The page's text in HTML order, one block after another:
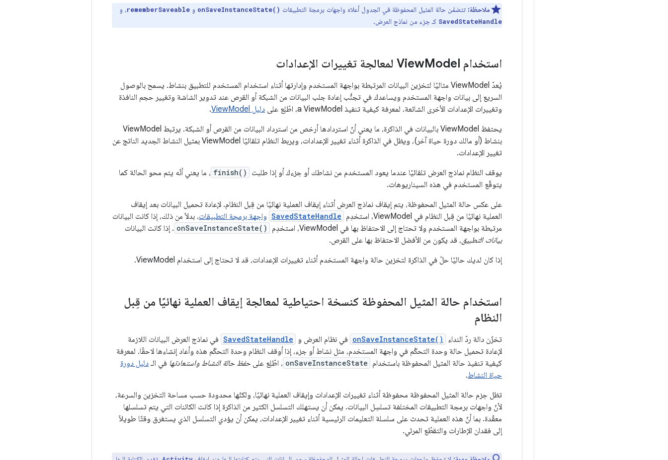
ملاحظة: تتضمّن حالة المثيل المحفوظة في الجدول أعلاه واجهات برمجة التطبيقات onSaveInstanceState() و rememberSaveable، و
SavedStateHandle كـ جزء من نماذج العرض.
استخدام View Model لمعالجة تغييرات الإعدادات
يُعدّ ViewModel مثاليًا لتخزين البيانات المرتبطة بواجهة المستخدم وإدارتها أثناء استخدام المستخدم للتطبيق بنشاط. يسمح بالوصول
السريع إلى بيانات واجهة المستخدم ويساعدك في تجنُّب إعادة جلب البيانات من الشبكة أو القرص عند تدوير الشاشة وتغيير حجم النافذة
وتغييرات الإعدادات الأخرى الشائعة. لمعرفة كيفية تنفيذ a ViewModel، اطّلِع على
دليل ViewModel
.
يحتفظ ViewModel بالبيانات في الذاكرة، ما يعني أنّ استردادها أرخص من استرداد البيانات من القرص أو الشبكة. يرتبط ViewModel
بنشاط (أو مالك دورة حياة آخر)، ويظل في الذاكرة أثناء تغيير الإعدادات، ويربط النظام تلقائيًا ViewModel بمثيل النشاط الجديد الناتج عن
تغيير الإعدادات.
يوقف النظام نماذج العرض تلقائيًا عندما يعود المستخدم من نشاطك أو جزءك أو إذا طلبت
finish() ، ما يعني أنّه يتم محو الحالة كما
يتوقّع المستخدم في هذه السيناريوهات.
على عكس حالة المثيل المحفوظة، يتم إيقاف نماذج العرض أثناء إيقاف العملية نهائيًا من قِبل النظام. لإعادة تحميل البيانات بعد إيقاف
العملية نهائيًا من قِبل النظام في ViewModel، استخدِم
SavedStateHandle واجهة برمجة التطبيقات. بدلاً من ذلك، إذا كانت البيانات
مرتبطة بواجهة المستخدم ولا تحتاج إلى الاحتفاظ بها في ViewModel، استخدِم
onSaveInstanceState() . إذا كانت البيانات
بيانات التطبيق، قد يكون من الأفضل الاحتفاظ بها على القرص.
إذا كان لديك حاليًا حلّ في الذاكرة لتخزين حالة واجهة المستخدم أثناء تغييرات الإعدادات، قد لا تحتاج إلى استخدام ViewModel.
استخدام حالة المثيل المحفوظة كنسخة احتياطية لمعالجة إيقاف العملية نهائيًا من قِبل
النظام
تخزّن دالة ردّ النداء onSaveInstanceState() في نظام العرض و SavedStateHandle في نماذج العرض البيانات اللازمة
لإعادة تحميل حالة وحدة التحكّم في واجهة المستخدم، مثل نشاط أو جزء، إذا أوقف النظام وحدة التحكّم هذه وأعاد إنشاءها لاحقًا. لمعرفة
كيفية تنفيذ حالة المثيل المحفوظة باستخدام onSaveInstanceState ، اطّلِع على حفظ حالة النشاط واستعادتها في الـ دليل دورة
حياة النشاط.
تظل حِزم حالة المثيل المحفوظة محفوظة أثناء تغييرات الإعدادات وإيقاف العملية نهائيًا، ولكنّها محدودة حسب مساحة التخزين والسرعة،
لأنّ واجهات برمجة التطبيقات المختلفة تسلسِل البيانات. يمكن أن يستهلك التسلسل الكثير من الذاكرة إذا كانت الكائنات التي يتم تسلسلها
معقّدة. بما أنّ هذه العملية تحدث على سلسلة التعليمات الرئيسية أثناء تغيير الإعدادات، يمكن أن يؤدي التسلسل الذي يستغرق وقتًا طويلاً
إلى فقدان الإطارات والتقطّع المرئي.